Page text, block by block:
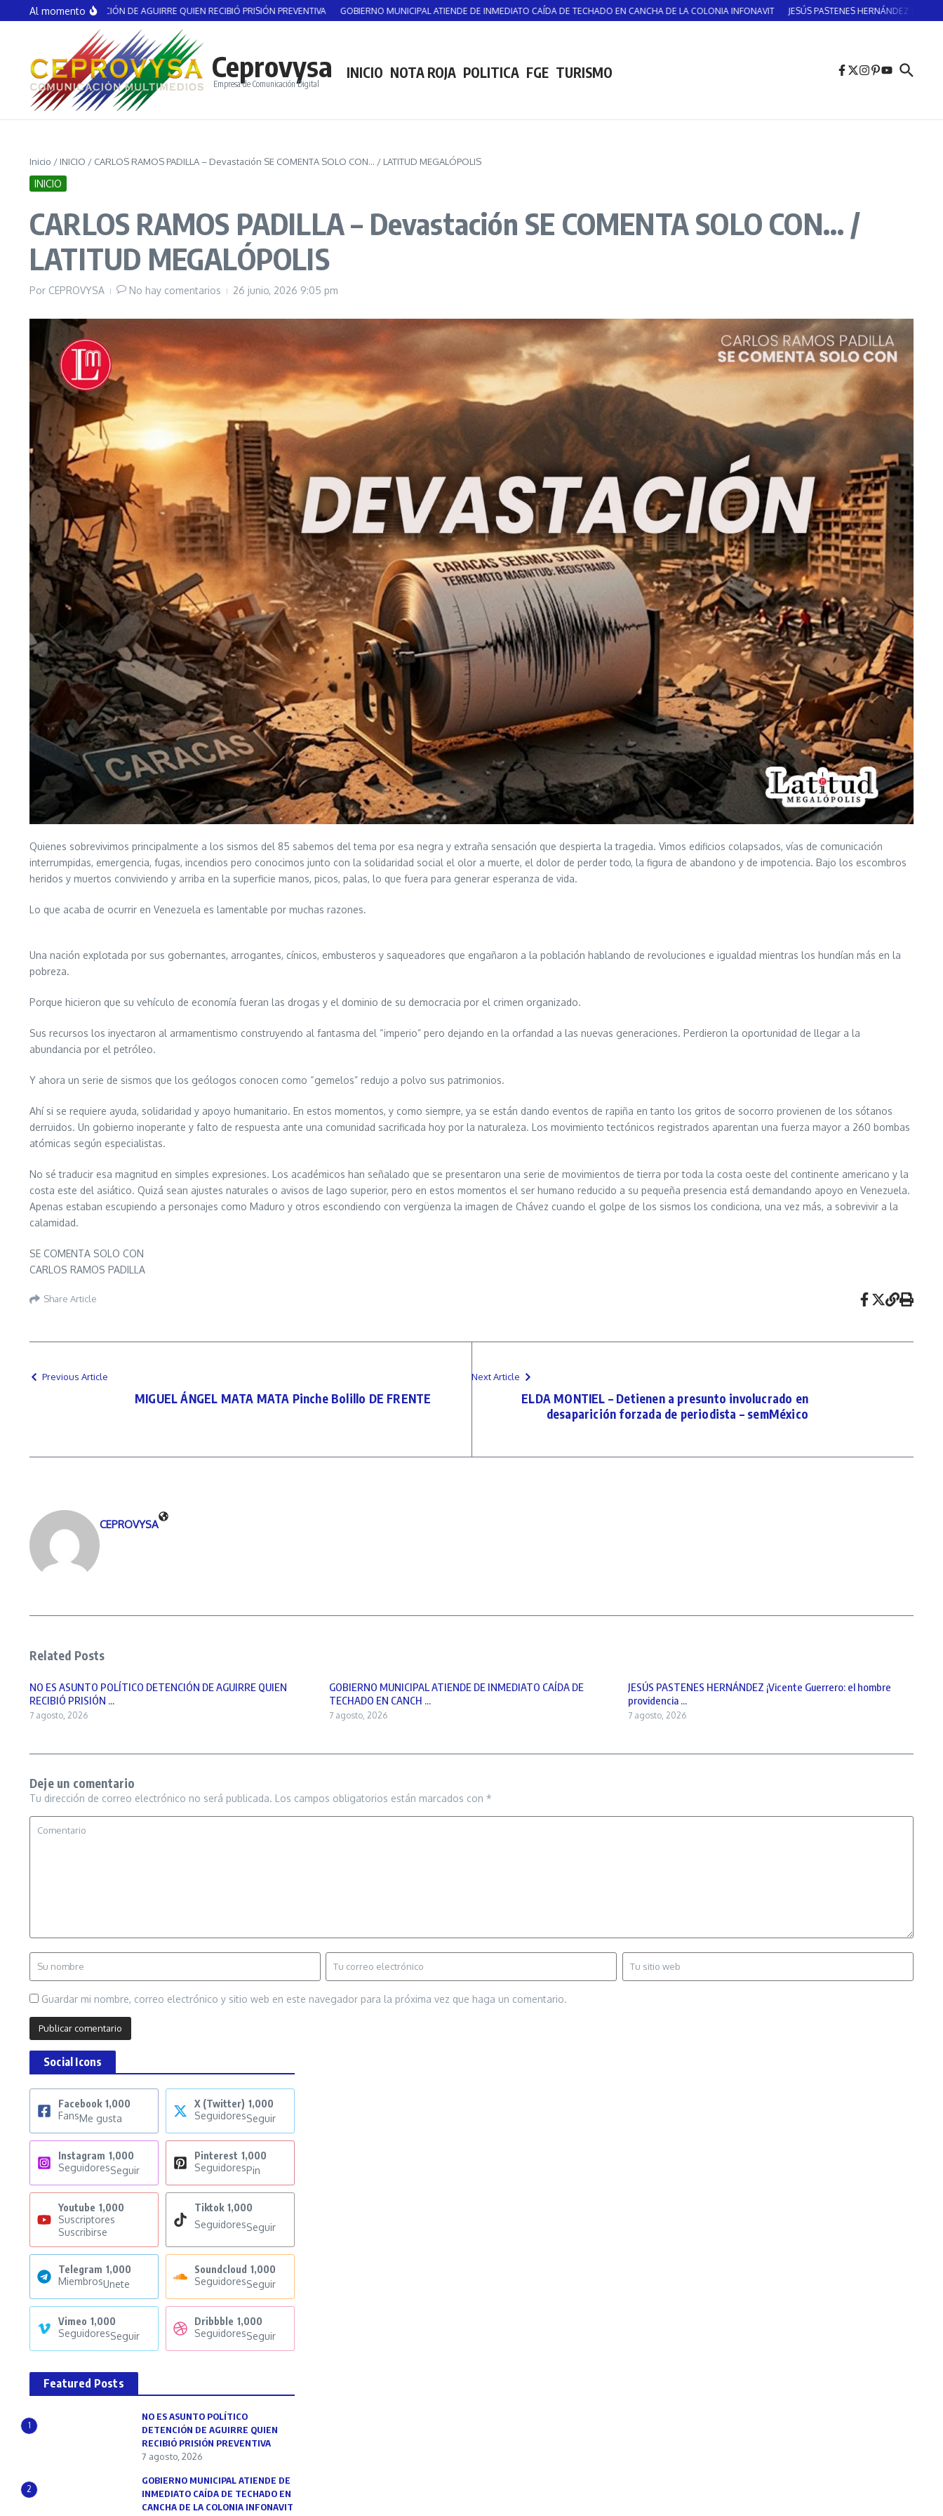
Saltar al contenido
Al momento
DETENCIÓN DE AGUIRRE QUIEN RECIBIÓ PRISIÓN PREVENTIVA GOBIERNO MUNICIPAL ATIENDE DE INMEDIATO CAÍDA DE TECHADO EN CANCHA DE LA COLONIA INFONAVIT JESÚS PASTENES HERNÁNDEZ ¡Vicente
Ceprovysa
Empresa de Comunicación Digital
INICIO NOTA ROJA POLITICA FGE TURISMO
Inicio / INICIO / CARLOS RAMOS PADILLA – Devastación SE COMENTA SOLO CON… / LATITUD MEGALÓPOLIS
INICIO
CARLOS RAMOS PADILLA – Devastación SE COMENTA SOLO CON… /
LATITUD MEGALÓPOLIS
Por CEPROVYSA No hay comentarios 26 junio, 2026 9:05 pm
Quienes sobrevivimos principalmente a los sismos del 85 sabemos del tema por esa negra y extraña sensación que despierta la tragedia. Vimos edificios colapsados, vías de comunicación
interrumpidas, emergencia, fugas, incendios pero conocimos junto con la solidaridad social el olor a muerte, el dolor de perder todo, la figura de abandono y de impotencia. Bajo los escombros
heridos y muertos conviviendo y arriba en la superficie manos, picos, palas, lo que fuera para generar esperanza de vida.
Lo que acaba de ocurrir en Venezuela es lamentable por muchas razones.
Una nación explotada por sus gobernantes, arrogantes, cínicos, embusteros y saqueadores que engañaron a la población hablando de revoluciones e igualdad mientras los hundían más en la
pobreza.
Porque hicieron que su vehículo de economía fueran las drogas y el dominio de su democracia por el crimen organizado.
Sus recursos los inyectaron al armamentismo construyendo al fantasma del “imperio” pero dejando en la orfandad a las nuevas generaciones. Perdieron la oportunidad de llegar a la
abundancia por el petróleo.
Y ahora un serie de sismos que los geólogos conocen como “gemelos” redujo a polvo sus patrimonios.
Ahí si se requiere ayuda, solidaridad y apoyo humanitario. En estos momentos, y como siempre, ya se están dando eventos de rapiña en tanto los gritos de socorro provienen de los sótanos
derruidos. Un gobierno inoperante y falto de respuesta ante una comunidad sacrificada hoy por la naturaleza. Los movimiento tectónicos registrados aparentan una fuerza mayor a 260 bombas
atómicas según especialistas.
No sé traducir esa magnitud en simples expresiones. Los académicos han señalado que se presentaron una serie de movimientos de tierra por toda la costa oeste del continente americano y la
costa este del asiático. Quizá sean ajustes naturales o avisos de lago superior, pero en estos momentos el ser humano reducido a su pequeña presencia está demandando apoyo en Venezuela.
Apenas estaban escupiendo a personajes como Maduro y otros escondiendo con vergüenza la imagen de Chávez cuando el golpe de los sismos los condiciona, una vez más, a sobrevivir a la
calamidad.
SE COMENTA SOLO CON
CARLOS RAMOS PADILLA
Share Article
Previous Article
MIGUEL ÁNGEL MATA MATA Pinche Bolillo DE FRENTE
Next Article
ELDA MONTIEL – Detienen a presunto involucrado en
desaparición forzada de periodista – semMéxico
CEPROVYSA
Related Posts
NO ES ASUNTO POLÍTICO DETENCIÓN DE AGUIRRE QUIEN
RECIBIÓ PRISIÓN ...
7 agosto, 2026
GOBIERNO MUNICIPAL ATIENDE DE INMEDIATO CAÍDA DE
TECHADO EN CANCH ...
7 agosto, 2026
JESÚS PASTENES HERNÁNDEZ ¡Vicente Guerrero: el hombre
providencia ...
7 agosto, 2026
Deje un comentario
Tu dirección de correo electrónico no será publicada. Los campos obligatorios están marcados con *
Guardar mi nombre, correo electrónico y sitio web en este navegador para la próxima vez que haga un comentario.
Social Icons
Facebook 1,000
FansMe gusta
X (Twitter) 1,000
SeguidoresSeguir
Instagram 1,000
SeguidoresSeguir
Pinterest 1,000
SeguidoresPin
Youtube 1,000
Suscriptores
Suscribirse
Tiktok 1,000
SeguidoresSeguir
Telegram 1,000
MiembrosUnete
Soundcloud 1,000
SeguidoresSeguir
Vimeo 1,000
SeguidoresSeguir
Dribbble 1,000
SeguidoresSeguir
Featured Posts
1
NO ES ASUNTO POLÍTICO
DETENCIÓN DE AGUIRRE QUIEN
RECIBIÓ PRISIÓN PREVENTIVA
7 agosto, 2026
2
GOBIERNO MUNICIPAL ATIENDE DE
INMEDIATO CAÍDA DE TECHADO EN
CANCHA DE LA COLONIA INFONAVIT